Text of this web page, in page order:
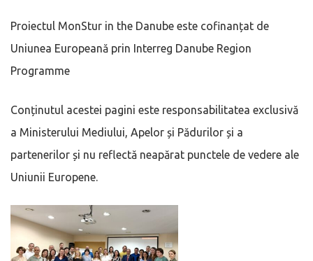
Proiectul MonStur in the Danube este cofinanțat de
Uniunea Europeană prin Interreg Danube Region
Programme
Conținutul acestei pagini este responsabilitatea exclusivă
a Ministerului Mediului, Apelor și Pădurilor și a
partenerilor și nu reflectă neapărat punctele de vedere ale
Uniunii Europene.